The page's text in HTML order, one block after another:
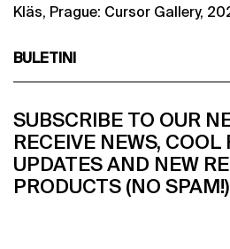
Kläs, Prague: Cursor Gallery,
BULETINI
SUBSCRIBE TO OUR
RECEIVE NEWS, COOL
UPDATES AND NEW
PRODUCTS (NO SPAM!)